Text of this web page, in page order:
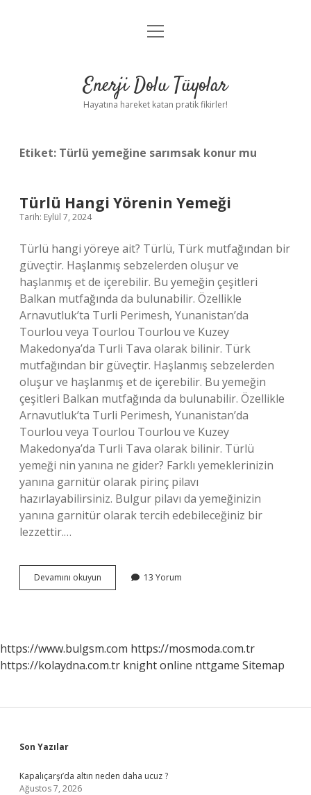
Anasayfa
Yasal Uyarı
menüyü
Enerji Dolu Tüyolar
Hayatına hareket katan pratik fikirler!
Etiket: Türlü yemeğine sarımsak konur mu
Türlü Hangi Yörenin Yemeği
Tarih: Eylül 7, 2024
Türlü hangi yöreye ait? Türlü, Türk mutfağından bir
güveçtir. Haşlanmış sebzelerden oluşur ve
haşlanmış et de içerebilir. Bu yemeğin çeşitleri
Balkan mutfağında da bulunabilir. Özellikle
Arnavutluk’ta Turli Perimesh, Yunanistan’da
Tourlou veya Tourlou Tourlou ve Kuzey
Makedonya’da Turli Tava olarak bilinir. Türk
mutfağından bir güveçtir. Haşlanmış sebzelerden
oluşur ve haşlanmış et de içerebilir. Bu yemeğin
çeşitleri Balkan mutfağında da bulunabilir. Özellikle
Arnavutluk’ta Turli Perimesh, Yunanistan’da
Tourlou veya Tourlou Tourlou ve Kuzey
Makedonya’da Turli Tava olarak bilinir. Türlü
yemeği nin yanına ne gider? Farklı yemeklerinizin
yanına garnitür olarak pirinç pilavı
hazırlayabilirsiniz. Bulgur pilavı da yemeğinizin
yanına garnitür olarak tercih edebileceğiniz bir
lezzettir.…
Devamını okuyun
Hangi
13 Yorum
https://www.bulgsm.com https://mosmoda.com.tr
https://kolaydna.com.tr knight online nttgame Sitemap
Sidebar
Son Yazılar
Kapalıçarşı’da altın neden daha ucuz ?
Ağustos 7, 2026